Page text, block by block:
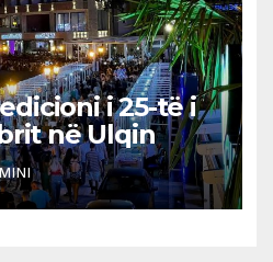
i 25-të i
në Ulqin